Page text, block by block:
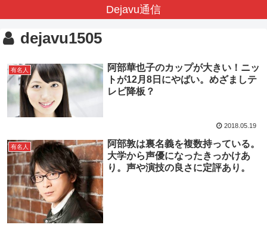
Dejavu通信
dejavu1505
有名人
阿部華也子のカップが大きい！ニッ
トが12月8日にやばい。めざましテ
レビ降板？
2018.05.19
有名人
阿部敦は裏名義を複数持っている。
大学から声優になったきっかけあ
り。声や演技の良さに定評あり。